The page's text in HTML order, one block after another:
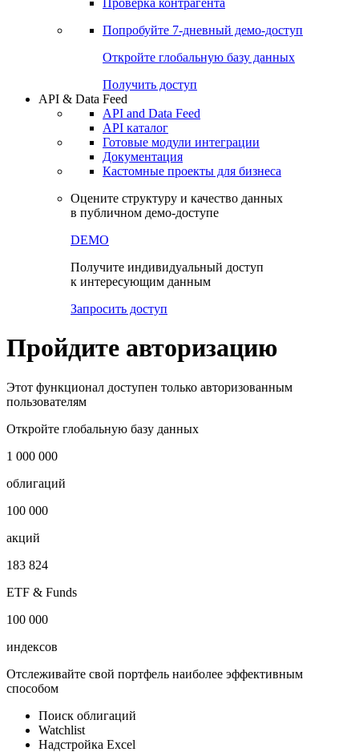
Попробуйте 7-дневный демо-доступ
Откройте глобальную базу данных
Получить доступ
API & Data Feed
API and Data Feed
API каталог
Готовые модули интеграции
Документация
Кастомные проекты для бизнеса
Оцените структуру и качество данных
в публичном демо-доступе
DEMO
Получите индивидуальный доступ
к интересующим данным
Запросить доступ
Пройдите авторизацию
Этот функционал доступен только авторизованным
пользователям
Откройте глобальную базу данных
1 000 000
облигаций
100 000
акций
183 824
ETF & Funds
100 000
индексов
Отслеживайте свой портфель наиболее эффективным
способом
Поиск облигаций
Watchlist
Надстройка Excel